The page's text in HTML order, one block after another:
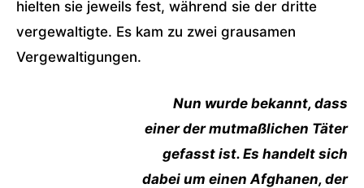
hielten sie jeweils fest, während sie der dritte
vergewaltigte. Es kam zu zwei grausamen
Vergewaltigungen.
Nun wurde bekannt, dass
einer der mutmaßlichen Täter
gefasst ist. Es handelt sich
dabei um einen Afghanen, der